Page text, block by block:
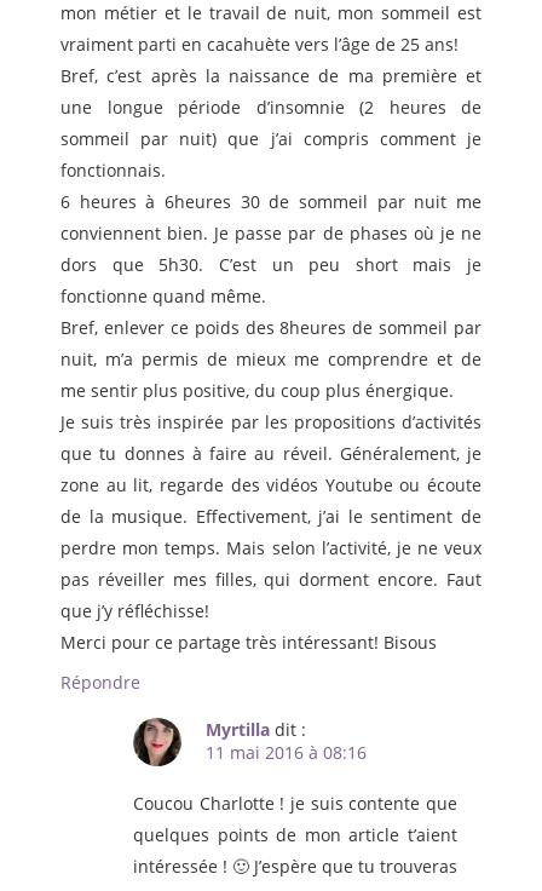
mon métier et le travail de nuit, mon sommeil est
vraiment parti en cacahuète vers l’âge de 25 ans!
Bref, c’est après la naissance de ma première et
une longue période d’insomnie (2 heures de
sommeil par nuit) que j’ai compris comment je
fonctionnais.
6 heures à 6heures 30 de sommeil par nuit me
conviennent bien. Je passe par de phases où je ne
dors que 5h30. C’est un peu short mais je
fonctionne quand même.
Bref, enlever ce poids des 8heures de sommeil par
nuit, m’a permis de mieux me comprendre et de
me sentir plus positive, du coup plus énergique.
Je suis très inspirée par les propositions d’activités
que tu donnes à faire au réveil. Généralement, je
zone au lit, regarde des vidéos Youtube ou écoute
de la musique. Effectivement, j’ai le sentiment de
perdre mon temps. Mais selon l’activité, je ne veux
pas réveiller mes filles, qui dorment encore. Faut
que j’y réfléchisse!
Merci pour ce partage très intéressant! Bisous
Répondre
Myrtilla dit :
11 mai 2016 à 08:16
Coucou Charlotte ! je suis contente que
quelques points de mon article t’aient
intéressée ! 🙂 J’espère que tu trouveras